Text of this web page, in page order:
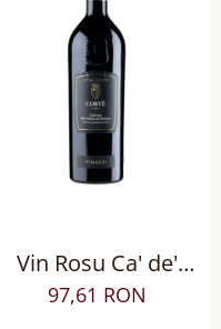
Vin Rosu Ca' de'
Rocchi Corve Corvina
Verona IGP sec
97,61 RON